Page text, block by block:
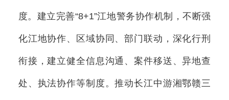
度。建立完善“8+1”江地警务协作机制，不断强
化江地协作、区域协同、部门联动，深化行刑
衔接，建立健全信息沟通、案件移送、异地查
处、执法协作等制度。推动长江中游湘鄂赣三